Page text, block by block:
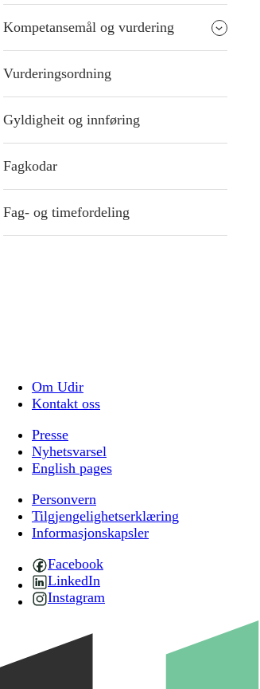
Kompetansemål og vurdering
Vurderingsordning
Gyldigheit og innføring
Fagkodar
Fag- og timefordeling
Om Udir
Kontakt oss
Presse
Nyhetsvarsel
English pages
Personvern
Tilgjengelighetserklæring
Informasjonskapsler
Facebook
LinkedIn
Instagram